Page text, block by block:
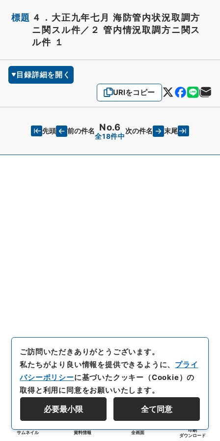
標題 ４．大正九年七月 海防管内状況取調方
ニ関スル件／２ 管内情況取調方ニ関ス
ル件 １
目録詳細を開く
URIをコピー
先頭 前の件名 No.6
全18件中
次の件名 末尾
サムネイル 資料情報 全画面
印刷
ダウンロード
ご訪問いただきありがとうございます。
私たちがより良い情報を提供できるように、 プライ
バシーポリシーに基づいたクッキー（Cookie）の
取得と利用に同意をお願いいたします。
必要最小限 全て同意